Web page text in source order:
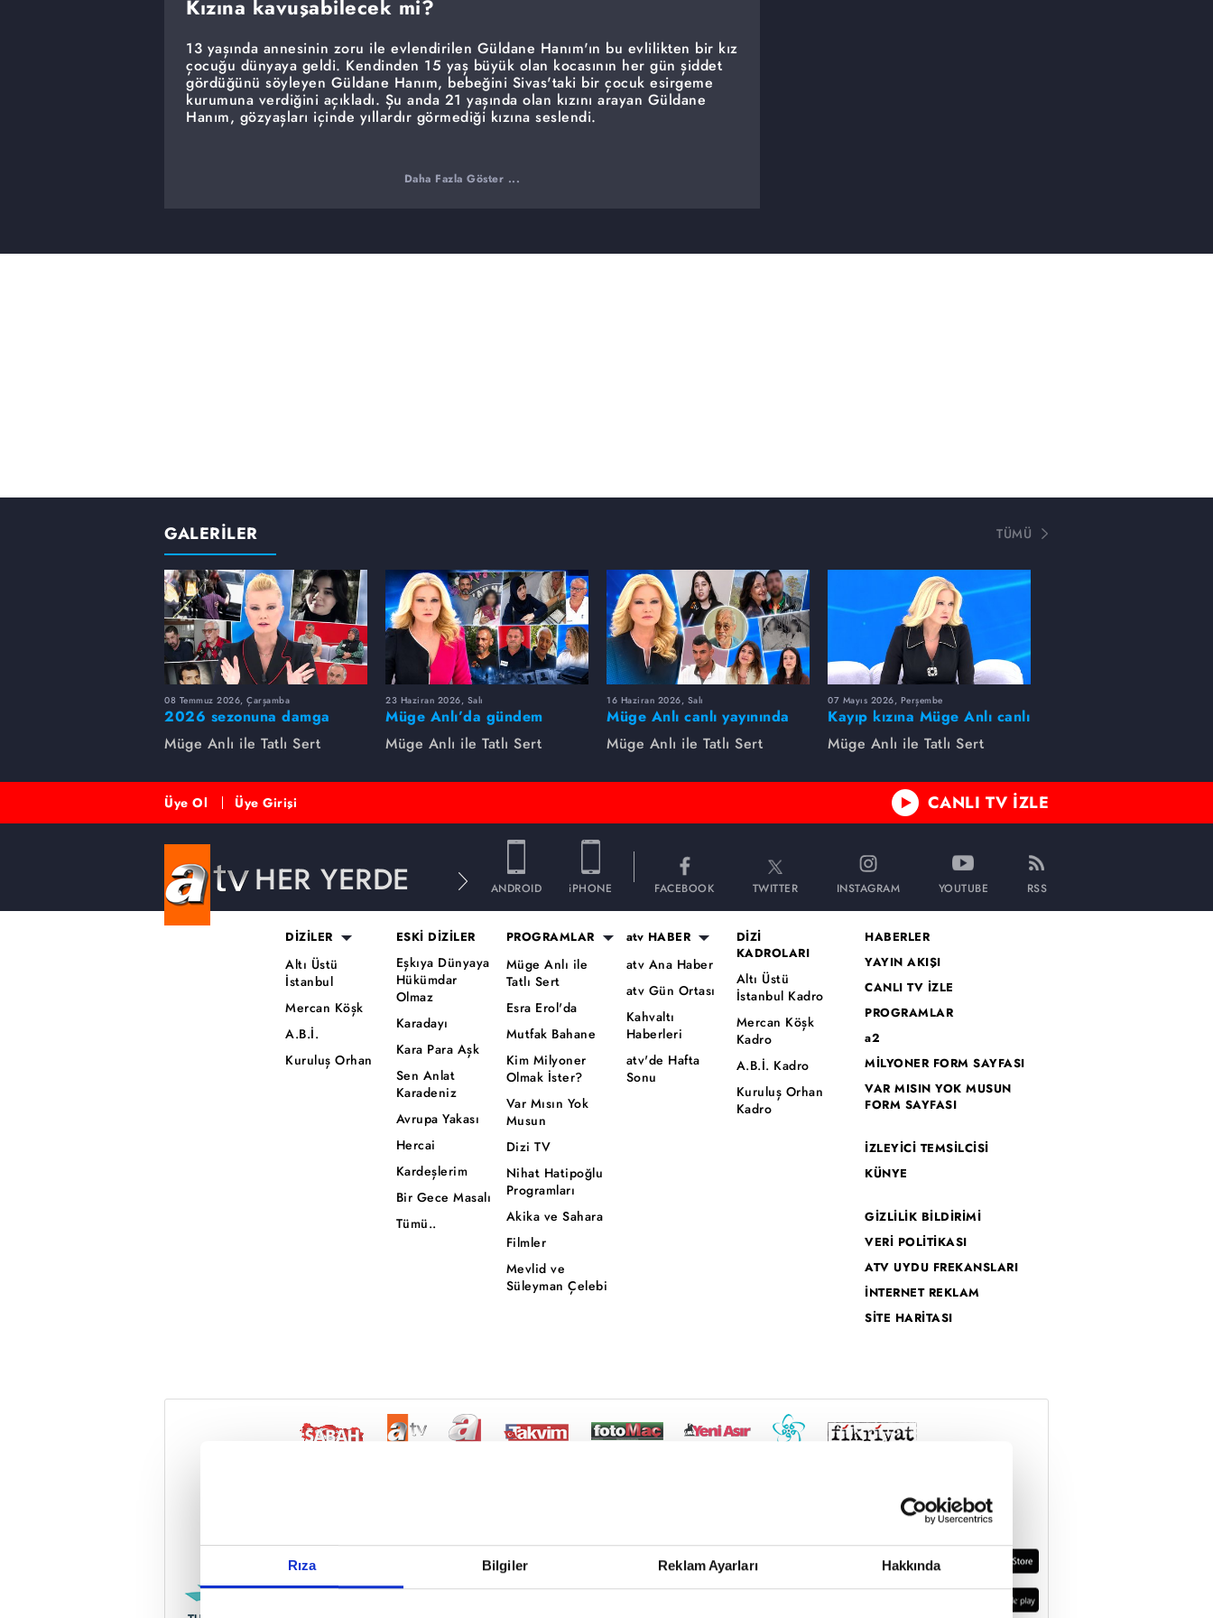
Rıza Bilgiler Reklam Ayarları Hakkında
Reddet
Kızına kavuşabilecek mi?
13 yaşında annesinin zoru ile evlendirilen Güldane Hanım'ın bu evlilikten bir kız
çocuğu dünyaya geldi. Kendinden 15 yaş büyük olan kocasının her gün şiddet
gördüğünü söyleyen Güldane Hanım, bebeğini Sivas'taki bir çocuk esirgeme
kurumuna verdiğini açıkladı. Şu anda 21 yaşında olan kızını arayan Güldane
Hanım, gözyaşları içinde yıllardır görmediği kızına seslendi.
Daha Fazla Göster ...
GALERİLER TÜMÜ
08 Temmuz 2026, Çarşamba
2026 sezonuna damga
vuran 5 Müge Anlı
dosyası...
Müge Anlı ile Tatlı Sert
23 Haziran 2026, Salı
Müge Anlı’da gündem
sarsıldı! Kayıp dosyaları ve
aile ihanetleri herkesi şoke
Müge Anlı ile Tatlı Sert
16 Haziran 2026, Salı
Müge Anlı canlı yayınında
dikkat çeken gelişmeler
yaşandı. Kayıp,
Müge Anlı ile Tatlı Sert
07 Mayıs 2026, Perşembe
Kayıp kızına Müge Anlı canlı
yayında kavuştu
Müge Anlı ile Tatlı Sert
Üye Ol Üye Girişi CANLI TV İZLE
HER YERDE ANDROID iPHONE FACEBOOK TWITTER INSTAGRAM YOUTUBE RSS
DİZİLER
Altı Üstü
İstanbul
Mercan Köşk
A.B.İ.
Kuruluş Orhan
ESKİ DİZİLER
Eşkıya Dünyaya
Hükümdar
Olmaz
Karadayı
Kara Para Aşk
Sen Anlat
Karadeniz
Avrupa Yakası
Hercai
Kardeşlerim
Bir Gece Masalı
Tümü..
PROGRAMLAR
Müge Anlı ile
Tatlı Sert
Esra Erol'da
Mutfak Bahane
Kim Milyoner
Olmak İster?
Var Mısın Yok
Musun
Dizi TV
Nihat Hatipoğlu
Programları
Akika ve Sahara
Filmler
Mevlid ve
Süleyman Çelebi
atv HABER
atv Ana Haber
atv Gün Ortası
Kahvaltı
Haberleri
atv'de Hafta
Sonu
DİZİ
KADROLARI
Altı Üstü
İstanbul Kadro
Mercan Köşk
Kadro
A.B.İ. Kadro
Kuruluş Orhan
Kadro
HABERLER
YAYIN AKIŞI
CANLI TV İZLE
PROGRAMLAR
a2
MİLYONER FORM SAYFASI
VAR MISIN YOK MUSUN
FORM SAYFASI
İZLEYİCİ TEMSİLCİSİ
KÜNYE
GİZLİLİK BİLDİRİMİ
VERİ POLİTİKASI
ATV UYDU FREKANSLARI
İNTERNET REKLAM
SİTE HARİTASI